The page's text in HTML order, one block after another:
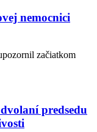
nemocnici
začiatkom
predsedu